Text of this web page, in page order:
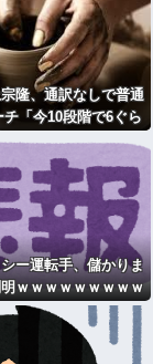
隆、通訳なしで普通
「今10段階で6ぐら
は0だった（笑）」
ー運転手、儲かりま
ｗｗｗｗｗｗｗｗｗ
ｗｗｗｗｗｗｗｗｗ